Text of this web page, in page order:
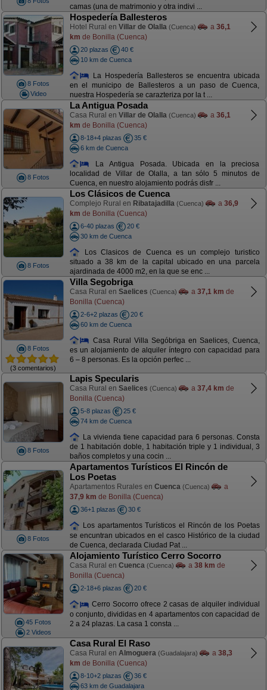
camas (una de matrimonio y otra indivi ...
8 Fotos
Video
Hospedería Ballesteros
Hotel Rural en Villar de Olalla (Cuenca) a 36,1
km de Bonilla (Cuenca)
20 plazas
40 €
10 km de Cuenca
La Hospedería Ballesteros se encuentra ubicada
en el municipo de Ballesteros a un paso de Cuenca,
nuestra Hospedería se carazteriza por la t ...
8 Fotos
La Antigua Posada
Casa Rural en Villar de Olalla (Cuenca) a 36,1
km de Bonilla (Cuenca)
8-18+4 plazas
35 €
6 km de Cuenca
La Antigua Posada. Ubicada en la preciosa
localidad de Villar de Olalla, a tan sólo 5 minutos de
Cuenca, en nuestro alojamiento podrás disfr ...
8 Fotos
Los Clásicos de Cuenca
Complejo Rural en Ribatajadilla (Cuenca) a 36,9
km de Bonilla (Cuenca)
6-40 plazas
20 €
30 km de Cuenca
Los Clasicos de Cuenca es un complejo turistico
situado a 38 km de la capital ubicado en una parcela
ajardinada de 4000 m2, en la que se enc ...
8 Fotos
(3 comentarios)
Villa Segobriga
Casa Rural en Saelices (Cuenca) a 37,1 km de
Bonilla (Cuenca)
2-6+2 plazas
20 €
60 km de Cuenca
Casa Rural Villa Segóbriga en Saelices, Cuenca,
es un alojamiento de alquiler íntegro con capacidad para
6 – 8 personas. Es la opción perfec ...
8 Fotos
Lapis Specularis
Casa Rural en Saelices (Cuenca) a 37,4 km de
Bonilla (Cuenca)
5-8 plazas
25 €
74 km de Cuenca
La vivienda tiene capacidad para 6 personas. Consta
de 1 habitación doble, 1 habitación triple y 1 individual, 3
baños completos y una cocin ...
8 Fotos
Apartamentos Turísticos El Rincón de
Los Poetas
Apartamentos Rurales en Cuenca (Cuenca)
a
37,9 km de Bonilla (Cuenca)
36+1 plazas 30 €
Los apartamentos Turísticos el Rincón de los Poetas
se encuntran ubicados en el casco Histórico de la ciudad
de Cuenca, declarada Ciudad Pat ...
45 Fotos
2 Videos
Alojamiento Turístico Cerro Socorro
Casa Rural en Cuenca (Cuenca) a 38 km de
Bonilla (Cuenca)
2-18+6 plazas 20 €
Cerro Socorro ofrece 2 casas de alquiler individual
o conjunto, divididas en 4 apartamentos con capacidad de
2 a 24 plazas. La casa 1 consta ...
Casa Rural El Raso
Casa Rural en Almoguera (Guadalajara) a 38,3
km de Bonilla (Cuenca)
8-10+2 plazas
36 €
63 km de Guadalajara